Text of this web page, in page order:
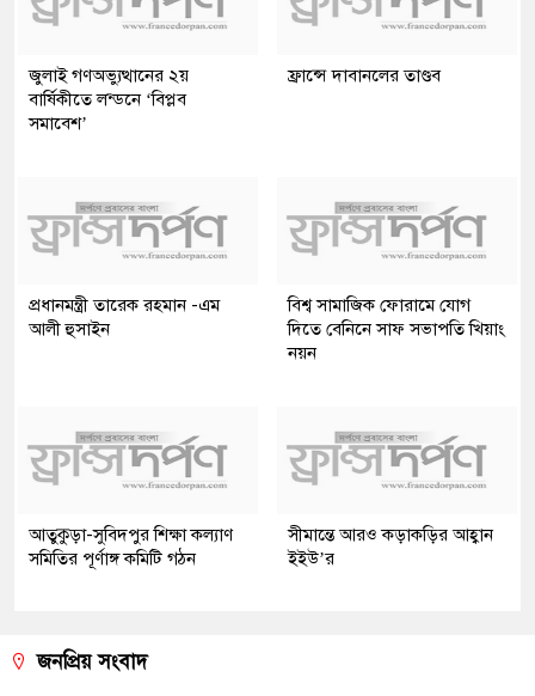
জুলাই গণঅভ্যুত্থানের ২য়
বার্ষিকীতে লন্ডনে ‘বিপ্লব
সমাবেশ’
ফ্রান্সে দাবানলের তাণ্ডব
প্রধানমন্ত্রী তারেক রহমান -এম
আলী হুসাইন
বিশ্ব সামাজিক ফোরামে যোগ
দিতে বেনিনে সাফ সভাপতি খিয়াং
নয়ন
আতুকুড়া-সুবিদপুর শিক্ষা কল্যাণ
সমিতির পূর্ণাঙ্গ কমিটি গঠন
সীমান্তে আরও কড়াকড়ির আহ্বান
ইইউ’র
জনপ্রিয় সংবাদ